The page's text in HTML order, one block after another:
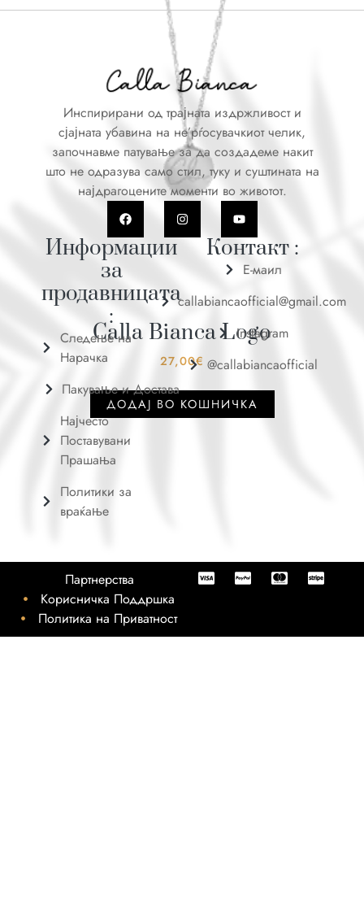
Calla Bianca Logo
27,00€
ДОДАJ ВО КОШНИЧКА
Инспирирани од трајната издржливост и
сјајната убавина на не’рѓосувачкиот челик,
започнавме патување за да создадеме накит
што не одразува само стил, туку и суштината на
најдрагоцените моменти во животот.
Информации
за
продавницата
:
Следење на
Нарачка
Пакување и Достава
Најчесто
Поставувани
Прашања
Политики за
враќање
Контакт :
Е-маил
callabiancaofficial@gmail.com
Instagram
@callabiancaofficial
Партнерства
Корисничка Поддршка
Политика на Приватност